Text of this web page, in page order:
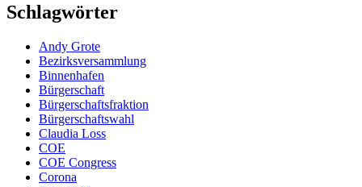
Schlagwörter
Andy Grote
Bezirksversammlung
Binnenhafen
Bürgerschaft
Bürgerschaftsfraktion
Bürgerschaftswahl
Claudia Loss
COE
COE Congress
Corona